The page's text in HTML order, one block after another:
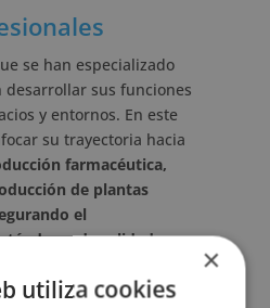
se han especializado
desarrollar sus funciones
y entornos. En este
su trayectoria hacia
farmacéutica,
de plantas
el
de calidad y
×
utiliza cookies